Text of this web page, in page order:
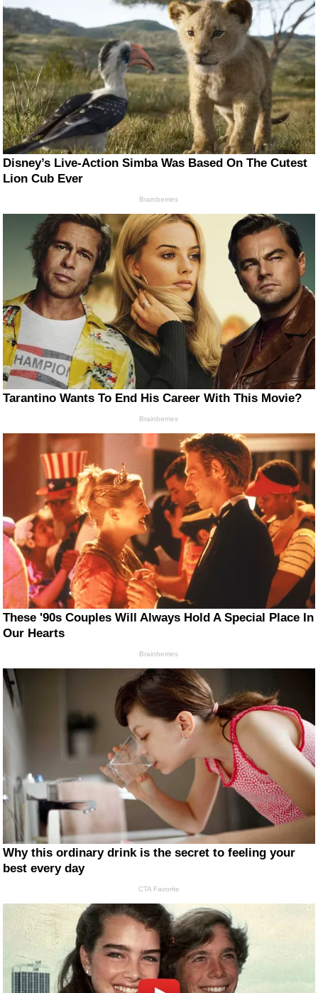
Disney’s Live-Action Simba Was Based On The Cutest
Lion Cub Ever
Brainberries
Tarantino Wants To End His Career With This Movie?
Brainberries
These '90s Couples Will Always Hold A Special Place In
Our Hearts
Brainberries
Why this ordinary drink is the secret to feeling your
best every day
CTA Favorite